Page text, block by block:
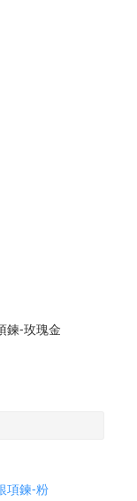
鍊-玫瑰金